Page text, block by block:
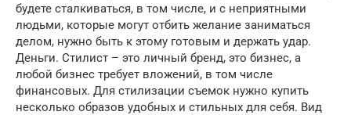
будете сталкиваться, в том числе, и с неприятными
людьми, которые могут отбить желание заниматься
делом, нужно быть к этому готовым и держать удар.
Деньги. Стилист – это личный бренд, это бизнес, а
любой бизнес требует вложений, в том числе
финансовых. Для стилизации съемок нужно купить
несколько образов удобных и стильных для себя. Вид